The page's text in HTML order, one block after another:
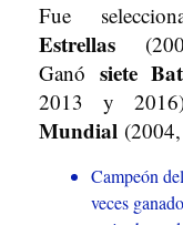
Fue
Estrellas
Ganó siete
2013 y
Mundial
Campeón
veces